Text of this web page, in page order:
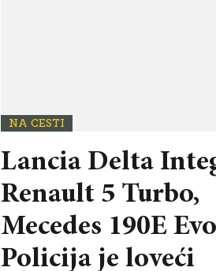
NA CESTI
Lancia Delta
Renault 5 Turbo,
Mecedes 190E
Policija je loveći